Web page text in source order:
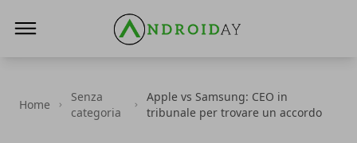
Home
Senza
categoria
Apple vs Samsung: CEO in
tribunale per trovare un accordo